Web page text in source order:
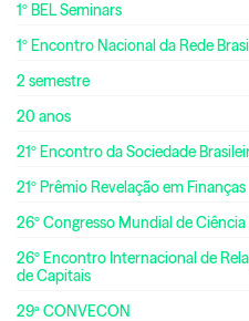
1º BEL Seminars
1º Encontro Nacional da Rede
2 semestre
20 anos
21º Encontro da Sociedade
21º Prêmio Revelação em Finanças
26º Congresso Mundial de
26º Encontro Internacional de
de Capitais
29ª CONVECON